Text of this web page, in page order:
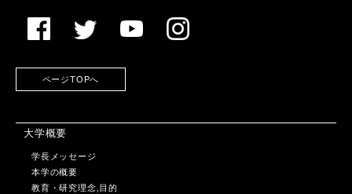
ページTOPへ
大学概要
学長メッセージ
本学の概要
教育・研究理念,目的